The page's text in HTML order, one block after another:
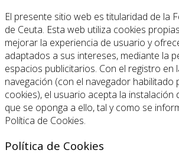
El presente sitio web es titularidad de la
de Ceuta. Esta web utiliza cookies
mejorar la experiencia de usuario y
adaptados a sus intereses, mediante la
espacios publicitarios. Con el registro en
navegación (con el navegador habilitado
cookies), el usuario acepta la instalación
que se oponga a ello, tal y como se
Política de Cookies.
Política de Cookies